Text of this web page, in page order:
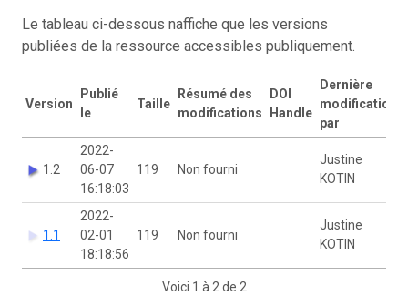
Le tableau ci-dessous naffiche que les versions
publiées de la ressource accessibles publiquement.
Version
Publié
le
Taille
Résumé des
modifications
DOI
Handle
Dernière
modification
par
1.2
2022-
06-07
16:18:03
119 Non fourni
Justine
KOTIN
1.1
2022-
02-01
18:18:56
119 Non fourni
Justine
KOTIN
Voici 1 à 2 de 2